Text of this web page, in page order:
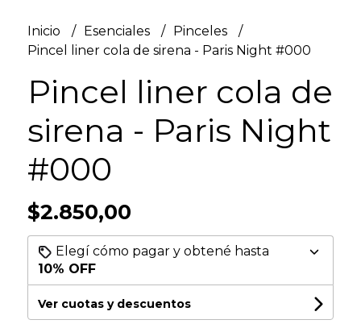
Inicio Esenciales
Pinceles
Pincel liner cola de sirena - Paris Night #000
Pincel liner cola de
sirena - Paris Night
#000
$2.850,00
Elegí cómo pagar y obtené hasta
10% OFF
Ver cuotas y descuentos